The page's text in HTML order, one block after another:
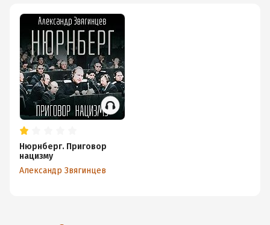
Нюрнберг. Приговор
нацизму
Александр Звягинцев